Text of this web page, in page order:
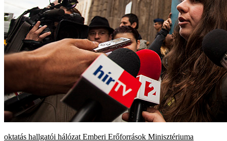
oktatás hallgatói hálózat Emberi Erőforrások Minisztériuma